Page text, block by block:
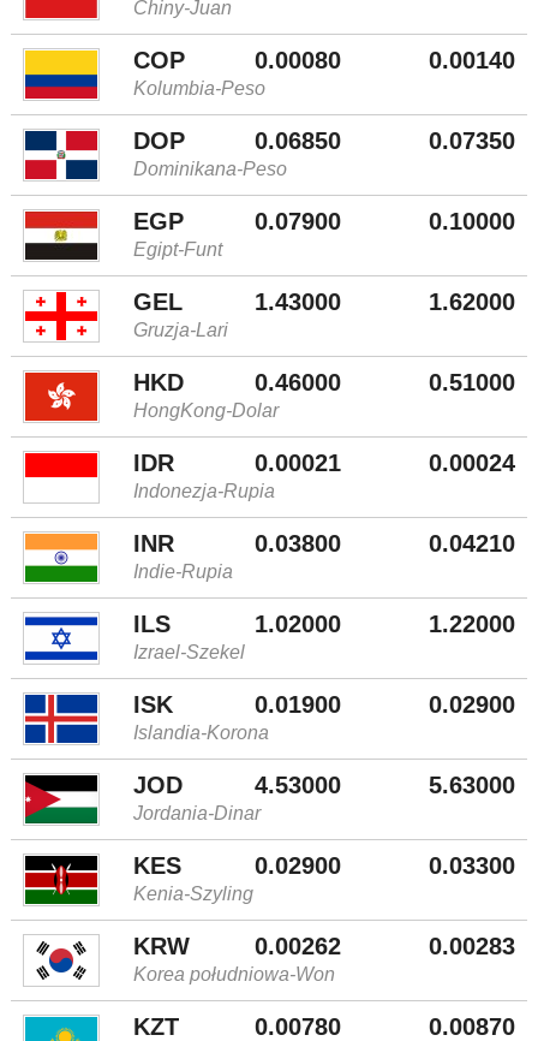
Chiny-Juan
COP 0.00080 0.00140
Kolumbia-Peso
DOP 0.06850 0.07350
Dominikana-Peso
EGP 0.07900 0.10000
Egipt-Funt
GEL 1.43000 1.62000
Gruzja-Lari
HKD 0.46000 0.51000
HongKong-Dolar
IDR 0.00021 0.00024
Indonezja-Rupia
INR 0.03800 0.04210
Indie-Rupia
ILS 1.02000 1.22000
Izrael-Szekel
ISK 0.01900 0.02900
Islandia-Korona
JOD 4.53000 5.63000
Jordania-Dinar
KES 0.02900 0.03300
Kenia-Szyling
KRW 0.00262 0.00283
Korea południowa-Won
KZT 0.00780 0.00870